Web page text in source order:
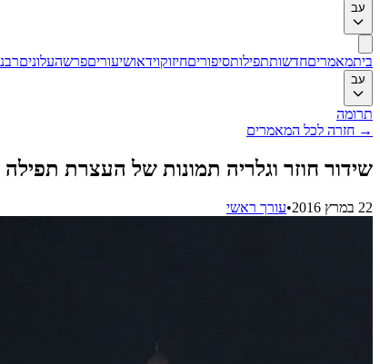
עב
ביתמאמריםחדשותתפילותסיפוריםחיזוקוידאושיעוריםפרשהעלונים
עב
תרומה
→ חזרה לכל המאמרים
שידור חוזר וגלריה תמונות של העצרת
22 במרץ 2016 •עורך ראשי